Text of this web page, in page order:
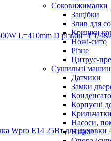
Соковижималки
Защібки
Злив для
Кришки
Ножі-сито
Різне
Цитрус-
Сушильні
Датчики
Замки
Корпусні
Крильчатки
Насоси,
Ніжки
L=410mm D різьби=1 1/
Wpro E14 25Вт для духовки